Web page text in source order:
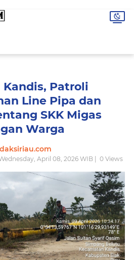
Kandis, Patroli
Line Pipa dan
SKK Migas
Warga
April 08, 2026 WIB | 0Views